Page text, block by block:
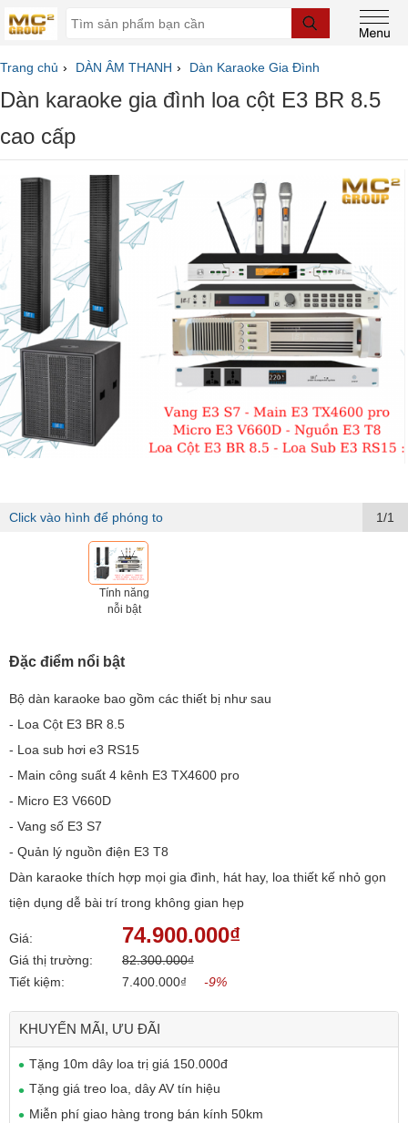
Trang chủ DÀN ÂM THANH Dàn Karaoke Gia Đình
Dàn karaoke gia đình loa cột E3 BR 8.5
cao cấp
Click vào hình để phóng to 1/1
Tính năng
nỗi bật
Đặc điểm nổi bật
Bộ dàn karaoke bao gồm các thiết bị như sau
- Loa Cột E3 BR 8.5
- Loa sub hơi e3 RS15
- Main công suất 4 kênh E3 TX4600 pro
- Micro E3 V660D
- Vang số E3 S7
- Quản lý nguồn điện E3 T8
Dàn karaoke thích hợp mọi gia đình, hát hay, loa thiết kế nhỏ gọn
tiện dụng dễ bài trí trong không gian hẹp
Giá: 74.900.000₫
Giá thị trường:
82.300.000₫
Tiết kiệm:
7.400.000₫ -9%
KHUYẾN MÃI, ƯU ĐÃI
Tặng 10m dây loa trị giá 150.000đ
Tặng giá treo loa, dây AV tín hiệu
Miễn phí giao hàng trong bán kính 50km